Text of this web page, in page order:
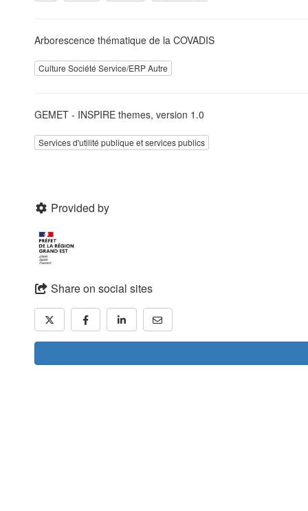
Arborescence thématique de la COVADIS
Culture Société Service/ERP Autre
GEMET - INSPIRE themes, version 1.0
Services d'utilité publique et services publics
Provided by
Share on social sites